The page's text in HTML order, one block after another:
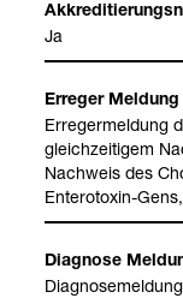
Ja
Erre­ger Mel­dung
Erre­ger­mel­dung
gleich­zei­ti­gem
Nach­weis des
Ente­ro­to­xin-​
Dia­gnose